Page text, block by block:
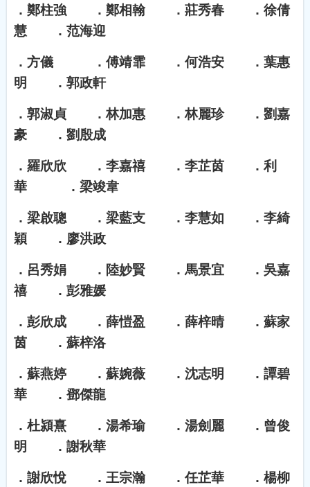
．鄭柱強 ．鄭相翰 ．莊秀春 ．徐倩
慧 ．范海迎
．方儀 ．傅靖霏 ．何浩安 ．葉惠
明 ．郭政軒
．郭淑貞 ．林加惠 ．林麗珍 ．劉嘉
豪 ．劉殷成
．羅欣欣 ．李嘉禧 ．李芷茵 ．利
華 ．梁竣韋
．梁啟聰 ．梁藍支 ．李慧如 ．李綺
穎 ．廖洪政
．呂秀娟 ．陸妙賢 ．馬景宜 ．吳嘉
禧 ．彭雅媛
．彭欣成 ．薛愷盈 ．薛梓晴 ．蘇家
茵 ．蘇梓洛
．蘇燕婷 ．蘇婉薇 ．沈志明 ．譚碧
華 ．鄧傑龍
．杜潁熹 ．湯希瑜 ．湯劍麗 ．曾俊
明 ．謝秋華
．謝欣悅 ．王宗瀚 ．任芷華 ．楊柳